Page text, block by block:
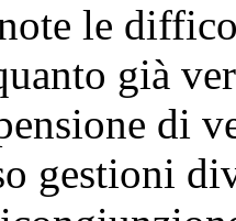
difficoltà
già
di
gestioni